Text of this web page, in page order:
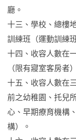
廳。
十三、學校、總樓
訓練班（運動訓練
十四、收容人數在
（限有寢室客房者
十五、收容人數在
前之幼稚園、托兒
心、早期療育機構
構）。